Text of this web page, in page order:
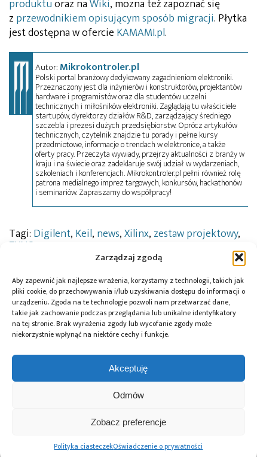
Zarządzaj zgodą
Aby zapewnić jak najlepsze wrażenia, korzystamy z technologii, takich jak
pliki cookie, do przechowywania i/lub uzyskiwania dostępu do informacji o
urządzeniu. Zgoda na te technologie pozwoli nam przetwarzać dane,
takie jak zachowanie podczas przeglądania lub unikalne identyfikatory
na tej stronie. Brak wyrażenia zgody lub wycofanie zgody może
niekorzystnie wpłynąć na niektóre cechy i funkcje.
Akceptuję
Odmów
Zobacz preferencje
Polityka ciasteczekOświadczenie o prywatności
produktuoraz naWiki, mozna też zapoznać się
z przewodnikiem opisującym sposób migracji. Płytka
jest dostępna w ofercie KAMAMI.pl.
Autor:Mikrokontroler.pl
Polski portal branżowy dedykowany zagadnieniom elektroniki.
Przeznaczony jest dla inżynierów i konstruktorów, projektantów
hardware i programistów oraz dla studentów uczelni
technicznych i miłośników elektroniki. Zaglądają tu właściciele
startupów, dyrektorzy działów R&D, zarządzający średniego
szczebla i prezesi dużych przedsiębiorstw. Oprócz artykułów
technicznych, czytelnik znajdzie tu porady i pełne kursy
przedmiotowe, informacje o trendach w elektronice, a także
oferty pracy. Przeczyta wywiady, przejrzy aktualności z branży w
kraju i na świecie oraz zadeklaruje swój udział w wydarzeniach,
szkoleniach i konferencjach. Mikrokontroler.pl pełni również rolę
patrona medialnego imprez targowych, konkursów, hackathonów
i seminariów. Zapraszamy do współpracy!
Tagi: Digilent, Keil, news,Xilinx, zestaw projektowy,
ZYNQ
Przeczytaj również:
Polska bez
megafabryki, ale
półprzewodników?
DigiKey i Shawn
Hymel: webinaria
robotów Balance
obowiązek
generowanych